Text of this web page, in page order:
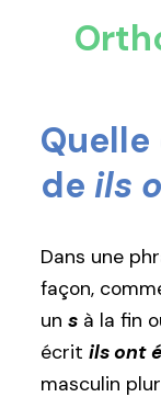
de ils
Dans une
façon,
un s à la fin
écrit ils ont
masculin